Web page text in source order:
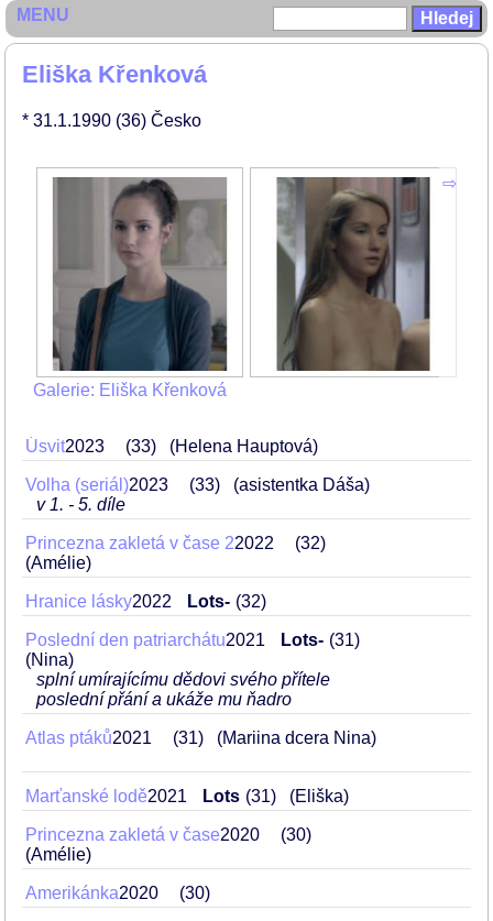
Eliška Křenková
* 31.1.1990 (36) Česko
Galerie: Eliška Křenková
Úsvit2023 33 (Helena Hauptová)
Volha (seriál)2023 33
(asistentka Dáša)
v 1. - 5. díle
Princezna zakletá v čase 22022
32
(Amélie)
Hranice lásky2022 Lots- 32
Poslední den patriarchátu2021 Lots- 31
(Nina)
splní umírajícímu dědovi svého přítele
poslední přání a ukáže mu ňadro
Atlas ptáků2021 31 (Mariina dcera Nina)
Marťanské lodě2021 Lots 31 (Eliška)
Princezna zakletá v čase2020
30
(Amélie)
Amerikánka2020 30
MENU